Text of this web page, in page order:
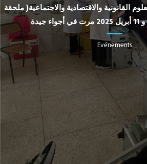
القانونية والاقتصادية والاجتماعية( ملحقة
Evénements